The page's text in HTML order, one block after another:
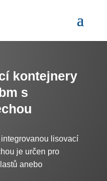
kontejnery
s
lisovací
je určen pro
anebo